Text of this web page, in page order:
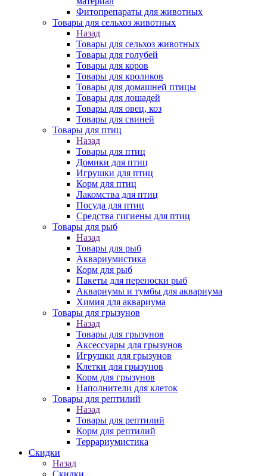
Фитопрепараты для животных
Товары для сельхоз животных
Назад
Товары для сельхоз животных
Товары для голубей
Товары для коров
Товары для кроликов
Товары для домашней птицы
Товары для лошадей
Товары для овец, коз
Товары для свиней
Товары для птиц
Назад
Товары для птиц
Домики для птиц
Игрушки для птиц
Корм для птиц
Лакомства для птиц
Посуда для птиц
Средства гигиены для птиц
Товары для рыб
Назад
Товары для рыб
Аквариумистика
Корм для рыб
Пакеты для переноски рыб
Аквариумы и тумбы для аквариума
Химия для аквариума
Товары для грызунов
Назад
Товары для грызунов
Аксессуары для грызунов
Игрушки для грызунов
Клетки для грызунов
Корм для грызунов
Наполнители для клеток
Товары для рептилий
Назад
Товары для рептилий
Корм для рептилий
Террариумистика
Скидки
Назад
Скидки